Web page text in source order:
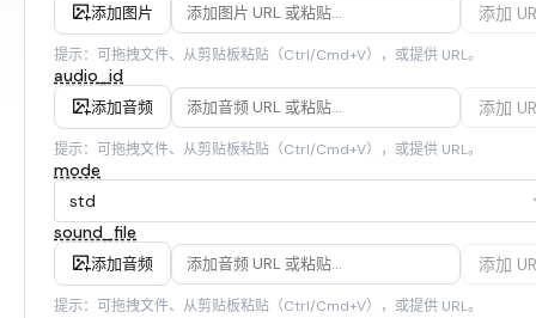
添加图片 添加
提示：可拖拽文件、从剪贴板粘贴（Ctrl/Cmd+V），或提供 URL。
audio_id
添加音频 添加
提示：可拖拽文件、从剪贴板粘贴（Ctrl/Cmd+V），或提供 URL。
mode
std
sound_file
添加音频 添加
提示：可拖拽文件、从剪贴板粘贴（Ctrl/Cmd+V），或提供 URL。